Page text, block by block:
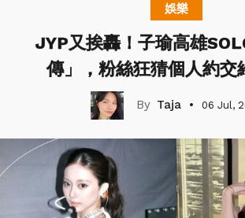
娛樂
JYP又挨轟！子瑜高雄
傳」，粉絲狂猜個人約交
Taja 06 Jul,